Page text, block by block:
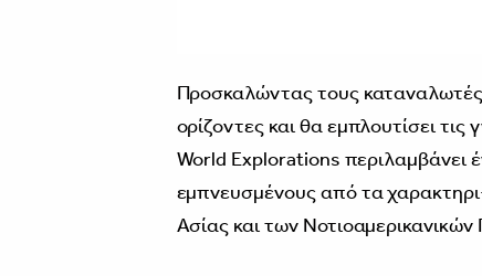
Προσκαλώντας τους καταναλωτές
ορίζοντες και θα εµπλουτίσει
World Explorations περιλαµβάνει
εµπνευσµένους από τα
Ασίας και των Νοτιοαµερικανικών